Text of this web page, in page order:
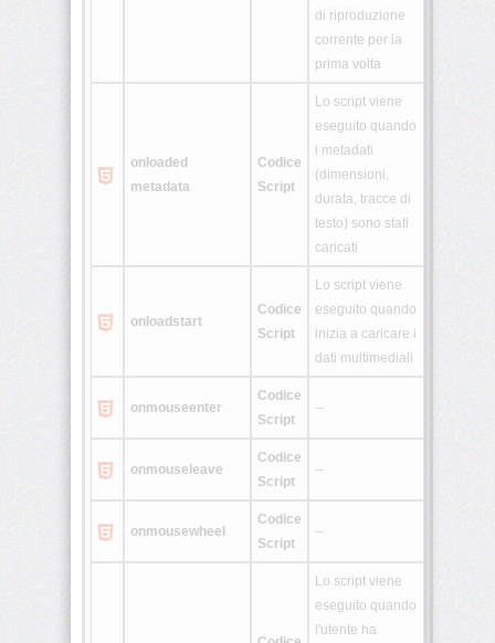
di riproduzione
corrente per la
prima volta
onloaded
metadata
Codice
Script
Lo script viene
eseguito quando
i metadati
(dimensioni,
durata, tracce di
testo) sono stati
caricati
onloadstart
Codice
Script
Lo script viene
eseguito quando
inizia a caricare i
dati multimediali
onmouseenter
Codice
Script
--
onmouseleave
Codice
Script
--
onmousewheel
Codice
Script
--
Lo script viene
eseguito quando
l'utente ha